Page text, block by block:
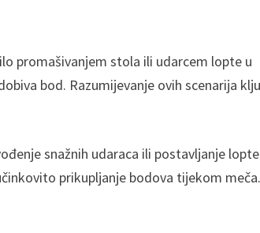
promašivanjem stola ili udarcem lopte u
bod. Razumijevanje ovih scenarija
snažnih udaraca ili postavljanje
prikupljanje bodova tijekom